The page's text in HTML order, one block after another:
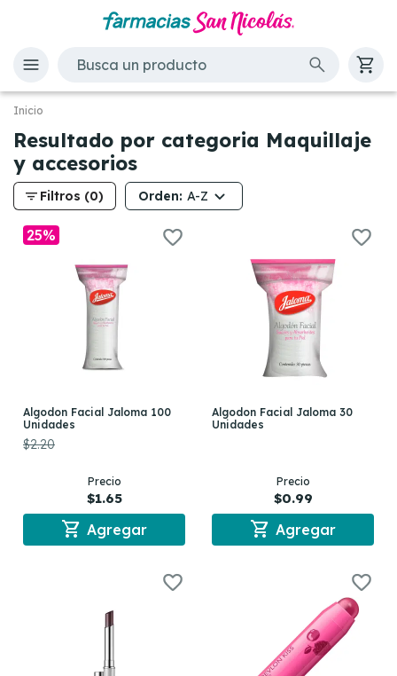
Inicio
Resultado por categoria Maquillaje
y accesorios
filter_list Filtros (0) Orden: A-Z
25%
Algodon Facial Jaloma 100
Unidades
$2.20
Precio
$1.65
shopping_cart Agregar
Algodon Facial Jaloma 30
Unidades
Precio
$0.99
shopping_cart Agregar